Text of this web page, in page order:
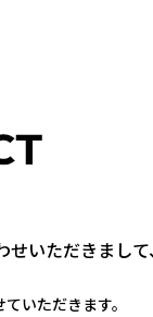
せいただきまし
いただきます。